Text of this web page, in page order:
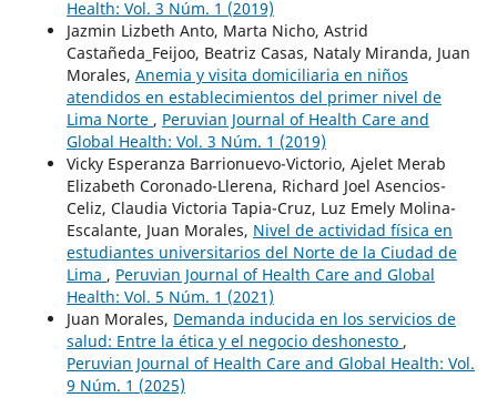
Health: Vol. 3 Núm. 1 (2019)
Jazmin Lizbeth Anto, Marta Nicho, Astrid
Castañeda_Feijoo, Beatriz Casas, Nataly Miranda, Juan
Morales, Anemia y visita domiciliaria en niños
atendidos en establecimientos del primer nivel de
Lima Norte , Peruvian Journal of Health Care and
Global Health: Vol. 3 Núm. 1 (2019)
Vicky Esperanza Barrionuevo-Victorio, Ajelet Merab
Elizabeth Coronado-Llerena, Richard Joel Asencios-
Celiz, Claudia Victoria Tapia-Cruz, Luz Emely Molina-
Escalante, Juan Morales, Nivel de actividad física en
estudiantes universitarios del Norte de la Ciudad de
Lima , Peruvian Journal of Health Care and Global
Health: Vol. 5 Núm. 1 (2021)
Juan Morales, Demanda inducida en los servicios de
salud: Entre la ética y el negocio deshonesto ,
Peruvian Journal of Health Care and Global Health: Vol.
9 Núm. 1 (2025)